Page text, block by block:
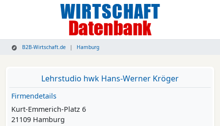
B2B-Wirtschaft.de Hamburg
Lehrstudio hwk Hans-Werner Kröger
Firmendetails
Kurt-Emmerich-Platz 6
21109 Hamburg